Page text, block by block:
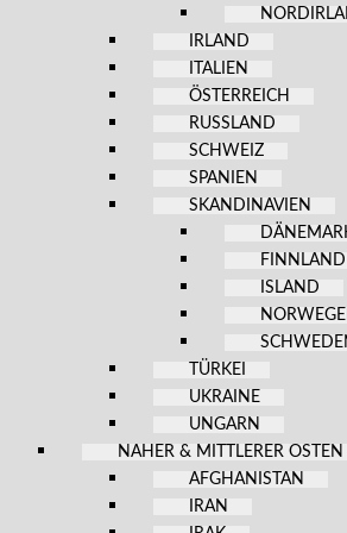
IRLAND
ITALIEN
ÖSTERREICH
RUSSLAND
SCHWEIZ
SPANIEN
SKANDINAVIEN
FINNLAND
ISLAND
TÜRKEI
UKRAINE
UNGARN
NAHER & MITTLERER OSTEN
AFGHANISTAN
IRAN